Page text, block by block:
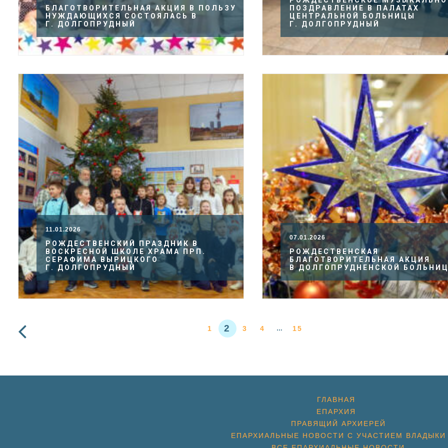
БЛАГОТВОРИТЕЛЬНАЯ АКЦИЯ В ПОЛЬЗУ
НУЖДАЮЩИХСЯ СОСТОЯЛАСЬ В
Г. ДОЛГОПРУДНЫЙ
ПОЗДРАВЛЕНИЕ В ПАЛАТАХ
ЦЕНТРАЛЬНОЙ БОЛЬНИЦЫ
Г. ДОЛГОПРУДНЫЙ
11.01.2026
РОЖДЕСТВЕНСКИЙ ПРАЗДНИК В
ВОСКРЕСНОЙ ШКОЛЕ ХРАМА ПРП.
СЕРАФИМА ВЫРИЦКОГО
Г. ДОЛГОПРУДНЫЙ
07.01.2026
РОЖДЕСТВЕНСКАЯ
БЛАГОТВОРИТЕЛЬНАЯ АКЦИЯ
В ДОЛГОПРУДНЕНСКОЙ
1 2 3 4 … 15
ГЛАВНАЯ
ЕПАРХИЯ
ПРАВЯЩИЙ АРХИЕРЕЙ
ЕПАРХИАЛЬНЫЕ НОВОСТИ С УЧАСТИЕМ ВЛАДЫКИ